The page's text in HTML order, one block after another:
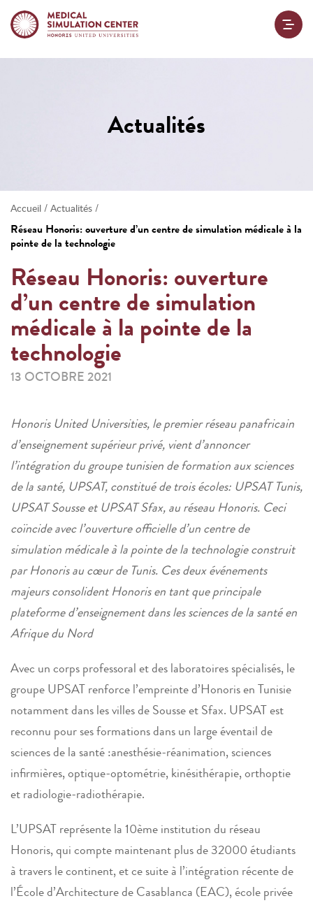
Actualités
Accueil / Actualités /
Réseau Honoris: ouverture d’un centre de simulation médicale à la
pointe de la technologie
Réseau Honoris: ouverture
d’un centre de simulation
médicale à la pointe de la
technologie
13 OCTOBRE 2021
Honoris United Universities, le premier réseau panafricain
d’enseignement supérieur privé, vient d’annoncer
l’intégration du groupe tunisien de formation aux sciences
de la santé, UPSAT, constitué de trois écoles: UPSAT Tunis,
UPSAT Sousse et UPSAT Sfax, au réseau Honoris. Ceci
coïncide avec l’ouverture officielle d’un centre de
simulation médicale à la pointe de la technologie construit
par Honoris au cœur de Tunis. Ces deux événements
majeurs consolident Honoris en tant que principale
plateforme d’enseignement dans les sciences de la santé en
Afrique du Nord
Avec un corps professoral et des laboratoires spécialisés, le
groupe UPSAT renforce l’empreinte d’Honoris en Tunisie
notamment dans les villes de Sousse et Sfax. UPSAT est
reconnu pour ses formations dans un large éventail de
sciences de la santé :anesthésie-réanimation, sciences
infirmières, optique-optométrie, kinésithérapie, orthoptie
et radiologie-radiothérapie.
L’UPSAT représente la 10ème institution du réseau
Honoris, qui compte maintenant plus de 32000 étudiants
à travers le continent, et ce suite à l’intégration récente de
l’École d’Architecture de Casablanca (EAC), école privée